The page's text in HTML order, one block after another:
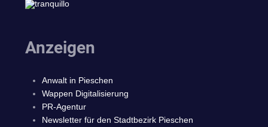
Anzeigen
Anwalt in Pieschen
Wappen Digitalisierung
PR-Agentur
Newsletter für den Stadtbezirk Pieschen